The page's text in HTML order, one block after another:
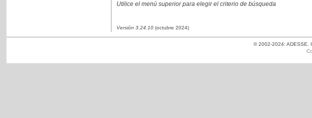
Utilice el menú superior para elegir el criterio de búsqueda
Versión 3.24.10 (octubre 2024)
© 2002-2024: ADESSE.